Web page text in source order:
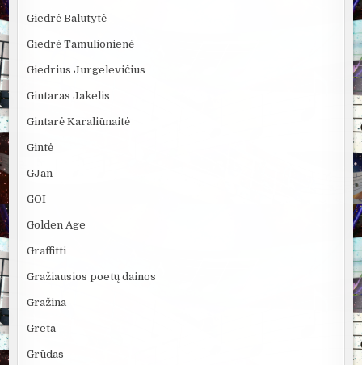
Giedrė Balutytė
Giedrė Tamulionienė
Giedrius Jurgelevičius
Gintaras Jakelis
Gintarė Karaliūnaitė
Gintė
GJan
GOI
Golden Age
Graffitti
Gražiausios poetų dainos
Gražina
Greta
Grūdas